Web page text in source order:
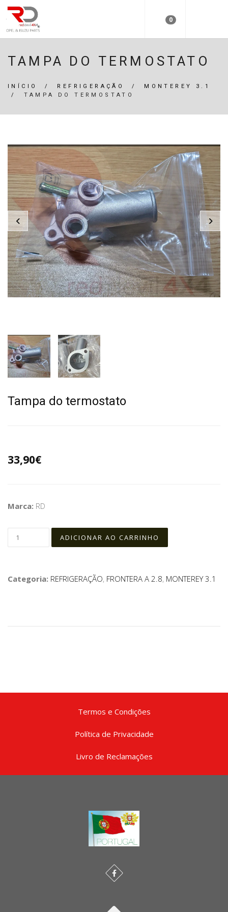
0
TAMPA DO TERMOSTATO
INÍCIO / REFRIGERAÇÃO / MONTEREY 3.1
/ TAMPA DO TERMOSTATO
Tampa do termostato
33,90€
Marca: RD
Categoria: REFRIGERAÇÃO, FRONTERA A 2.8, MONTEREY 3.1
Termos e Condições
Política de Privacidade
Livro de Reclamações